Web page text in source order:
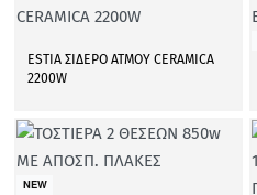
ESTIA ΣΙΔΕΡΟ ΑΤΜΟΥ CERAMICA
2200W
NEW